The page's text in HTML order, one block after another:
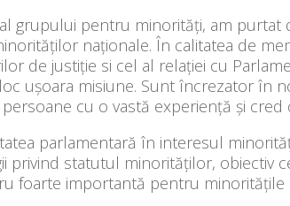
grupului pentru minorități, am purtat
naționale. În calitatea de
de justiție si cel al relației cu
ușoara misiune. Sunt încrezator în
cu o vastă experiență și cred
parlamentară în interesul
privind statutul minorităților, obiectiv
foarte importantă pentru minoritățile